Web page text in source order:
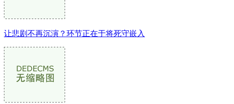
让悲剧不再沉演？环节正在于将死守嵌入